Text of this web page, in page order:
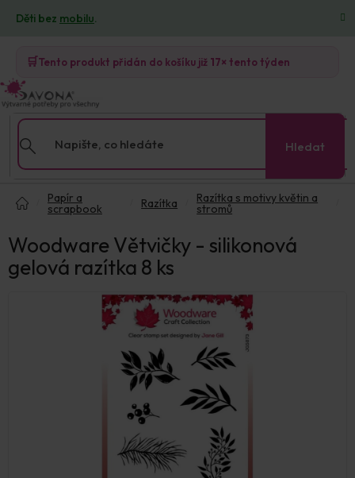
obsah
Děti bez mobilu.
🛒Tento produkt přidán do košíku již 17× tento týden
Hledat
Papír a
scrapbook Razítka Razítka s motivy květin a
stromů
Woodware Větvičky - silikonová
gelová razítka 8 ks